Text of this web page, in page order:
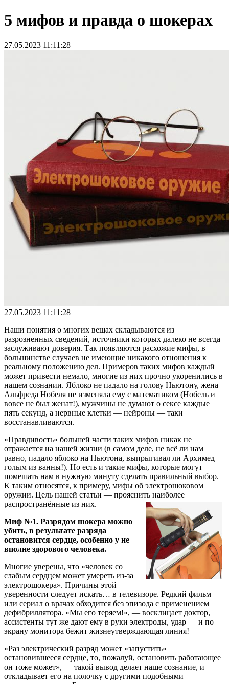
5 мифов и правда о шокерах
27.05.2023 11:11:28
27.05.2023 11:11:28
Наши понятия о многих вещах складываются из
разрозненных сведений, источники которых далеко не всегда
заслуживают доверия. Так появляются расхожие мифы, в
большинстве случаев не имеющие никакого отношения к
реальному положению дел. Примеров таких мифов каждый
может привести немало, многие из них прочно укоренились в
нашем сознании. Яблоко не падало на голову Ньютону, жена
Альфреда Нобеля не изменяла ему с математиком (Нобель и
вовсе не был женат!), мужчины не думают о сексе каждые
пять секунд, а нервные клетки — нейроны — таки
восстанавливаются.
«Правдивость» большей части таких мифов никак не
отражается на нашей жизни (в самом деле, не всё ли нам
равно, падало яблоко на Ньютона, выпрыгивал ли Архимед
голым из ванны!). Но есть и такие мифы, которые могут
помешать нам в нужную минуту сделать правильный выбор.
К таким относятся, к примеру, мифы об электрошоковом
оружии. Цель нашей статьи — прояснить наиболее
распространённые из них.
Миф №1. Разрядом шокера можно
убить, в результате разряда
остановится сердце, особенно у не
вполне здорового человека.
Многие уверены, что «человек со
слабым сердцем может умереть из-за
электрошокера». Причины этой
уверенности следует искать… в телевизоре. Редкий фильм
или сериал о врачах обходится без эпизода с применением
дефибриллятора. «Мы его теряем!», — восклицает доктор,
ассистенты тут же дают ему в руки электроды, удар — и по
экрану монитора бежит жизнеутверждающая линия!
«Раз электрический разряд может «запустить»
остановившееся сердце, то, пожалуй, остановить работающее
он тоже может», — такой вывод делает наше сознание, и
откладывает его на полочку с другими подобными